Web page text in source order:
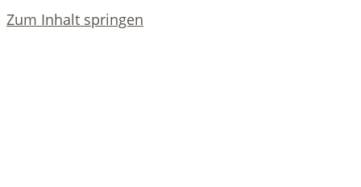
Zum Inhalt springen